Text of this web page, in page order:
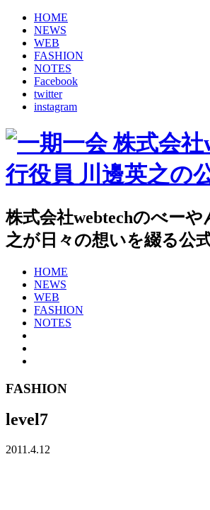
HOME
NEWS
WEB
FASHION
NOTES
Facebook
twitter
instagram
株式会社webtechのべー
之が日々の想いを綴る公
HOME
NEWS
WEB
FASHION
NOTES
FASHION
level7
2011.4.12